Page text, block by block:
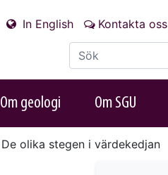
In English Kontakta oss
Sök på sajten
Om geologi Om SGU
De olika stegen i värdekedjan